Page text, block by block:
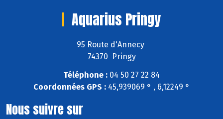
Aquarius Pringy
95 Route d'Annecy
74370 Pringy
Téléphone : 04 50 27 22 84
Coordonnées GPS : 45,939069 ° , 6,12249 °
Nous suivre sur